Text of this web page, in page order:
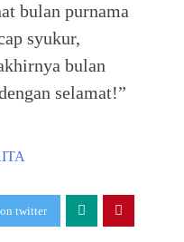
bulan purnama
syukur,
bulan
selamat!”
twitter